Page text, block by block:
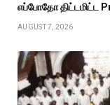
எப்போதோ திட்டமிட்ட
AUGUST 7, 2026